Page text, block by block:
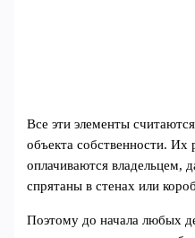
Все эти элементы
объекта собственности. Их
оплачиваются владельцем,
спрятаны в стенах или
Поэтому до начала любых